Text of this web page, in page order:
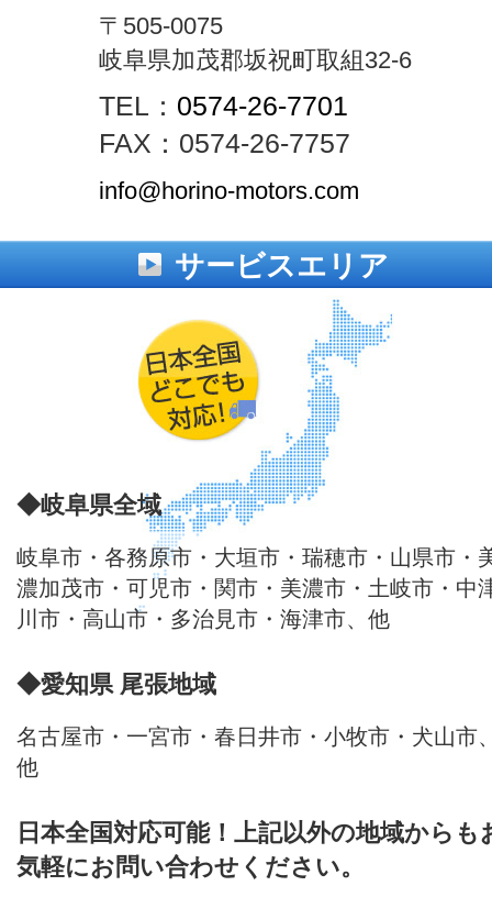
〒505-0075
岐阜県加茂郡坂祝町取組32-6
TEL： 0574-26-7701
FAX：0574-26-7757
info@horino-motors.com
サービスエリア
◆岐阜県全域
岐阜市・各務原市・大垣市・瑞穂市・山県市・
濃加茂市・可児市・関市・美濃市・土岐市・中
川市・高山市・多治見市・海津市、他
◆愛知県 尾張地域
名古屋市・一宮市・春日井市・小牧市・犬山市
他
日本全国対応可能！上記以外の地域からも
気軽にお問い合わせください。